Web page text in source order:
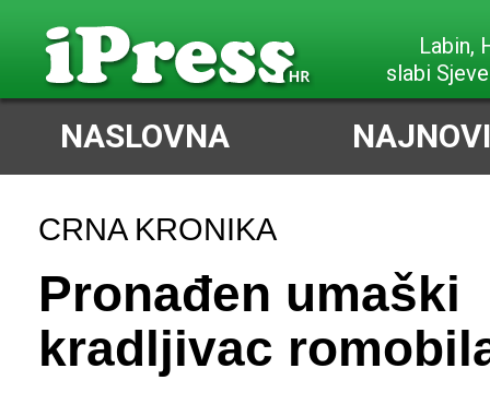
Labin,
slabi
NASLOVNA
CRNA KRONIKA
Pronađen umaški
kradljivac